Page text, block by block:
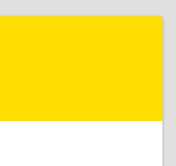
Чита г, Анохина